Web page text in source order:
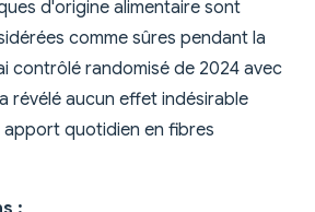
d'origine alimentaire sont
comme sûres pendant la
contrôlé randomisé de 2024 avec
révélé aucun effet indésirable
quotidien en fibres